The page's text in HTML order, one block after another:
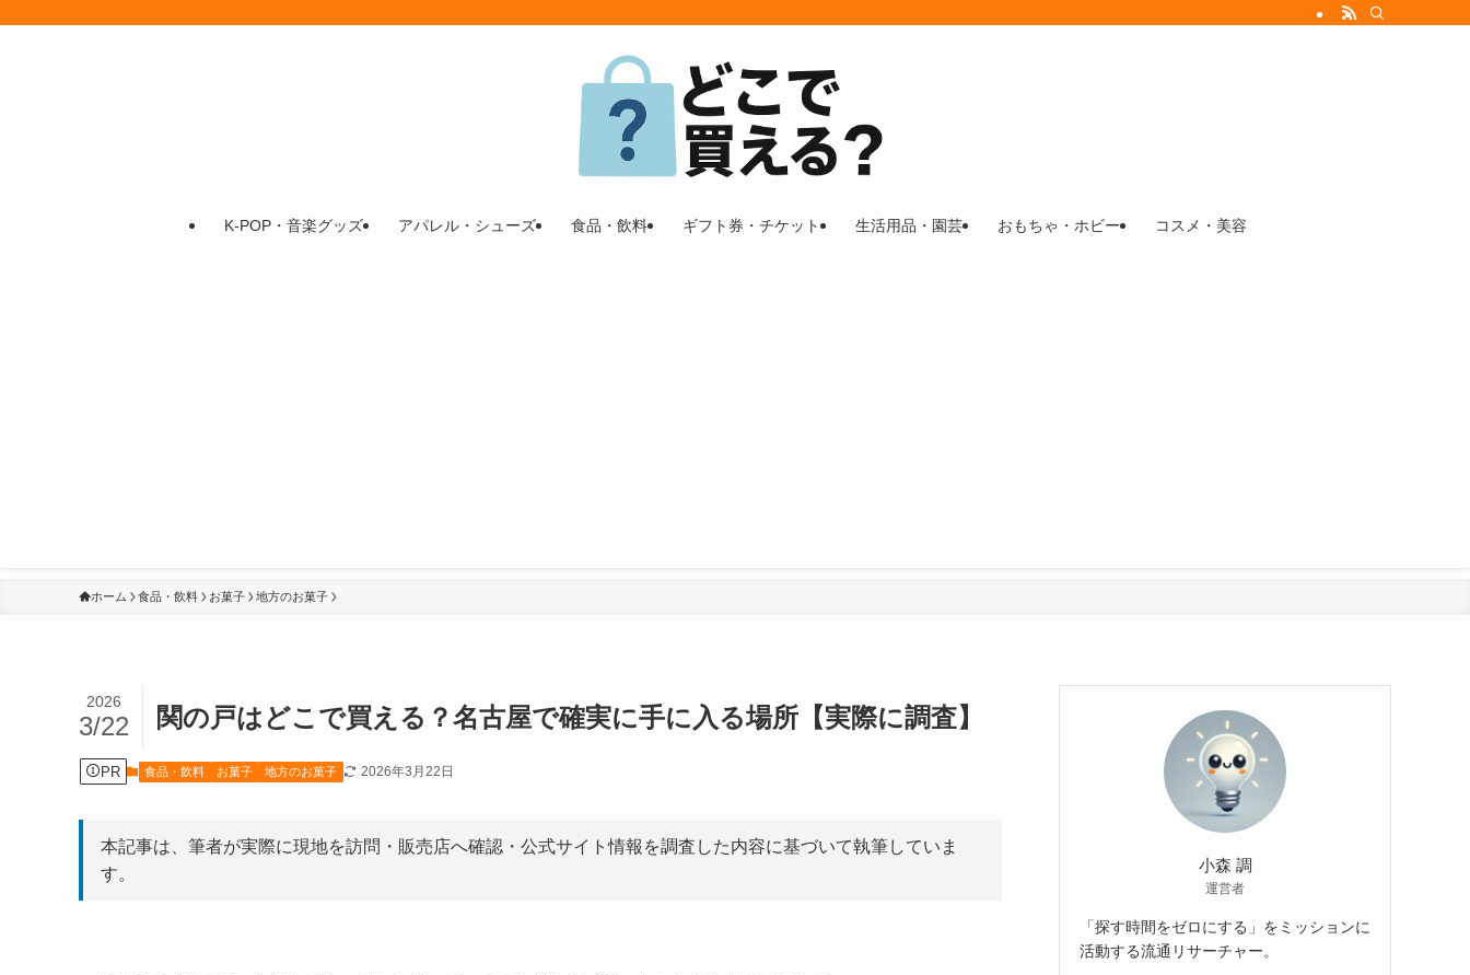
K-POP・音楽グッズ アパレル・シューズ 食品・飲料 ギフト券・チケット 生活用品・園芸 おもちゃ・ホビー コスメ・美容
ホーム 食品・飲料 お菓子 地方のお菓子
関の戸はどこで買える？名古屋で確実に手に入る場所【実際に調査】
2026
3/22
PR 食品・飲料 お菓子 地方のお菓子 2026年3月22日
本記事は、筆者が実際に現地を訪問・販売店へ確認・公式サイト情報を調査した内容に基づいて執筆していま
す。
小森 調
運営者
「探す時間をゼロにする」をミッションに
活動する流通リサーチャー。